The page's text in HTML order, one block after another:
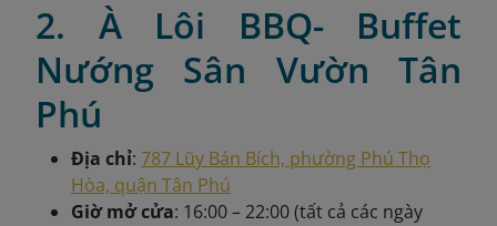
2. À Lôi BBQ- Buffet
Nướng Sân Vườn Tân
Phú
Địa chỉ: 787 Lũy Bán Bích, phường Phú Thọ
Hòa, quận Tân Phú
Giờ mở cửa: 16:00 – 22:00 (tất cả các ngày